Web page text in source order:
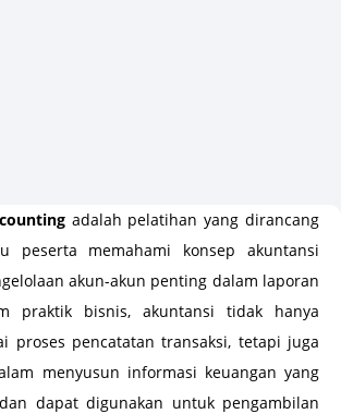
adalah pelatihan yang dirancang
peserta memahami konsep akuntansi
akun-akun penting dalam laporan
praktik bisnis, akuntansi tidak hanya
proses pencatatan transaksi, tetapi juga
menyusun informasi keuangan yang
dapat digunakan untuk pengambilan